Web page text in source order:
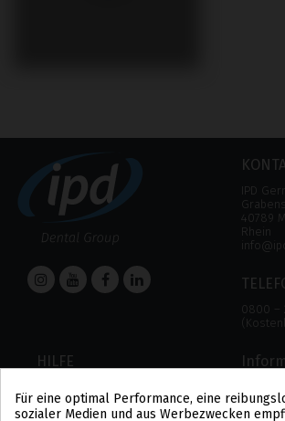
IPD
40789
Rhein
0800 –
HILFE
HILFE
ZAHLUNGSMODALITÄTEN
Für eine optimal Performance, eine
sozialer Medien und aus Werbezwecken